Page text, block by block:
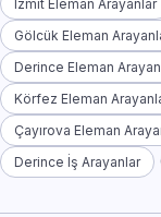
İzmit Eleman Arayanlar
Gölcük Eleman
Derince Eleman
Körfez Eleman
Çayırova Eleman
Derince İş Arayanlar